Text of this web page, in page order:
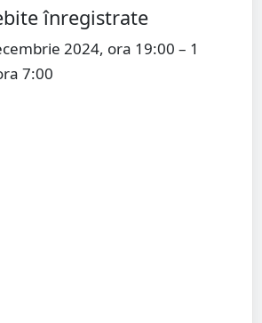
înregistrate
2024, ora 19:00 – 1
7:00